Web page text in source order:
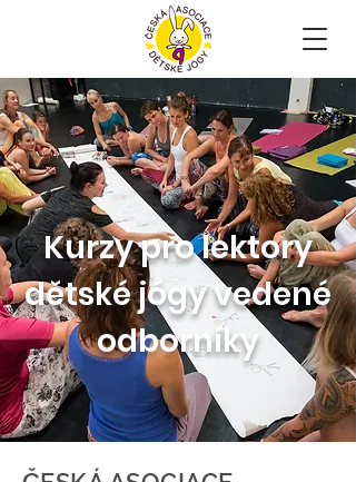
Kurzy pro lektory
dětské jógy vedené
odborníky